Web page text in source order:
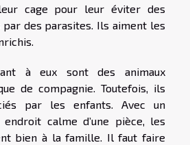
cage pour leur éviter des
par des parasites. Ils aiment les
à eux sont des animaux
de compagnie. Toutefois, ils
par les enfants. Avec un
endroit calme d’une pièce, les
bien à la famille. Il faut faire